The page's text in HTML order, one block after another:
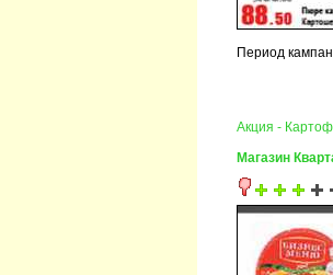
Период
Акция -
Магазин